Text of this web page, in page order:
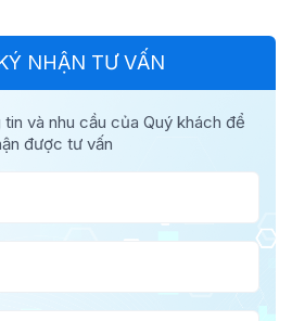
NHẬN TƯ VẤN
và nhu cầu của Quý khách để
được tư vấn